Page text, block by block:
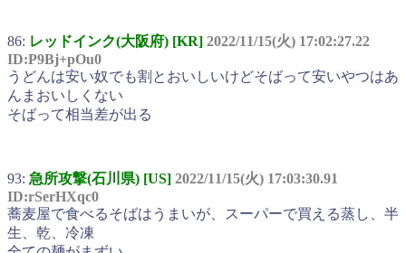
86: レッドインク(大阪府) [KR] 2022/11/15(火) 17:02:27.22
ID:P9Bj+pOu0
うどんは安い奴でも割とおいしいけどそばって安いやつはあ
んまおいしくない
そばって相当差が出る
93: 急所攻撃(石川県) [US] 2022/11/15(火) 17:03:30.91
ID:rSerHXqc0
蕎麦屋で食べるそばはうまいが、スーパーで買える蒸し、半
生、乾、冷凍